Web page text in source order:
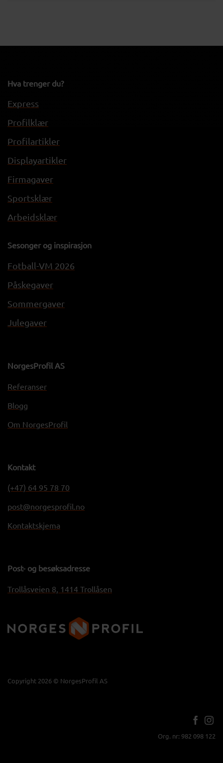
Hva trenger du?
Express
Profilklær
Profilartikler
Displayartikler
Firmagaver
Sportsklær
Arbeidsklær
Sesonger og inspirasjon
Fotball-VM 2026
Påskegaver
Sommergaver
Julegaver
NorgesProfil AS
Referanser
Blogg
Om NorgesProfil
Kontakt
(+47) 64 95 78 70
post@norgesprofil.no
Kontaktskjema
Post- og besøksadresse
Trollåsveien 8, 1414 Trollåsen
Copyright 2026 © NorgesProfil AS
Org. nr: 982 098 122